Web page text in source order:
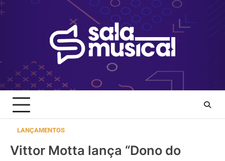
Skip
to
LANÇAMENTOS
Vittor Motta lança “Dono do